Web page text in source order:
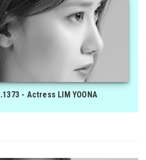
- Actress LIM YOONA